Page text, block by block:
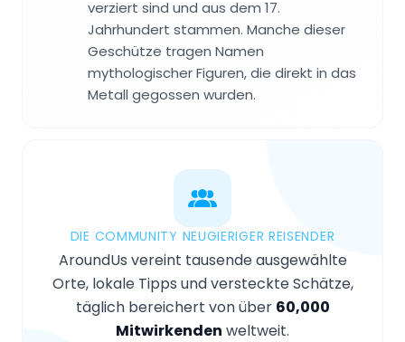
verziert sind und aus dem 17.
Jahrhundert stammen. Manche dieser
Geschütze tragen Namen
mythologischer Figuren, die direkt in das
Metall gegossen wurden.
DIE COMMUNITY NEUGIERIGER REISENDER
AroundUs vereint tausende ausgewählte
Orte, lokale Tipps und versteckte Schätze,
täglich bereichert von über 60,000
Mitwirkenden weltweit.